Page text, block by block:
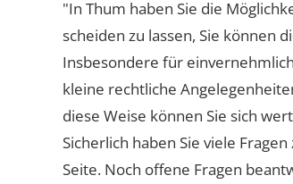
"In Thum haben Sie die
scheiden zu lassen, Sie können
Insbesondere für
kleine rechtliche
diese Weise können Sie sich
Sicherlich haben Sie viele
Seite. Noch offene Fragen